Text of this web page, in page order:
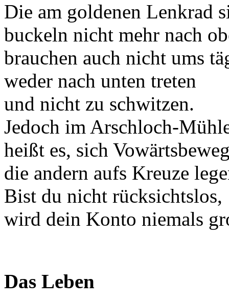
Die am goldenen Lenkrad
buckeln nicht mehr nach
brauchen auch nicht ums
weder nach unten treten
und nicht zu schwitzen.
Jedoch im Arschloch-
heißt es, sich
die andern aufs Kreuze
Bist du nicht rücksichtslos,
wird dein Konto niemals
Das Leben